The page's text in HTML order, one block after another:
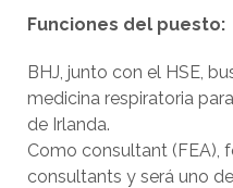
Funciones del puesto:
BHJ, junto con el HSE,
medicina respiratoria
de Irlanda.
Como consultant (FEA),
consultants y será uno